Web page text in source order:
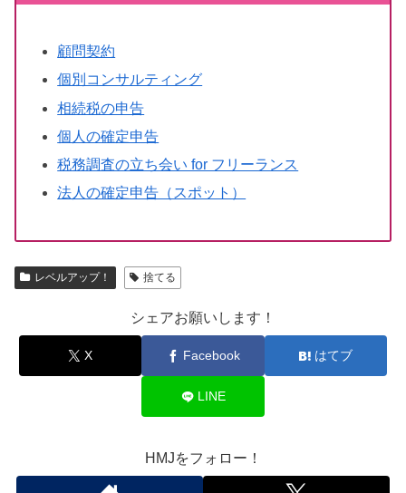
顧問契約
個別コンサルティング
相続税の申告
個人の確定申告
税務調査の立ち会い for フリーランス
法人の確定申告（スポット）
レベルアップ！ 捨てる
シェアお願いします！
X Facebook はてブ
LINE
HMJをフォロー！